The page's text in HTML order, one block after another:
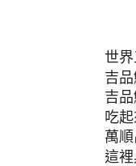
世
吉
吉
吃
萬
這